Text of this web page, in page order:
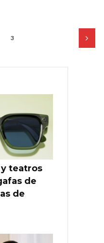
3
teatros
de
de